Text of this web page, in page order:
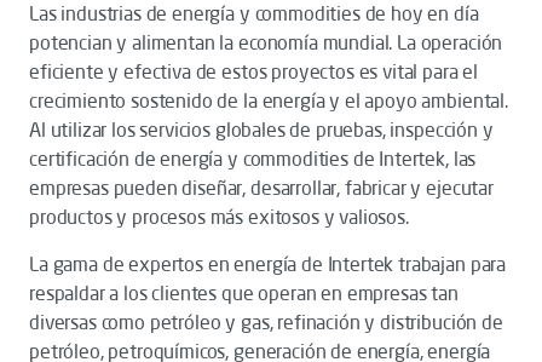
Las industrias de energía y commodities de hoy en día
potencian y alimentan la economía mundial. La operación
eficiente y efectiva de estos proyectos es vital para el
crecimiento sostenido de la energía y el apoyo ambiental.
Al utilizar los servicios globales de pruebas, inspección y
certificación de energía y commodities de Intertek, las
empresas pueden diseñar, desarrollar, fabricar y ejecutar
productos y procesos más exitosos y valiosos.
La gama de expertos en energía de Intertek trabajan para
respaldar a los clientes que operan en empresas tan
diversas como petróleo y gas, refinación y distribución de
petróleo, petroquímicos, generación de energía, energía